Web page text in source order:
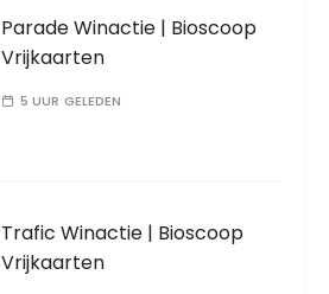
Parade Winactie | Bioscoop
Vrijkaarten
5 UUR GELEDEN
Trafic Winactie | Bioscoop
Vrijkaarten